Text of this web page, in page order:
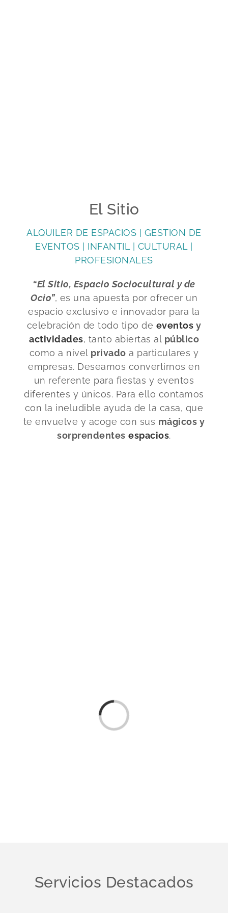
El Sitio
ALQUILER DE ESPACIOS
GESTION DE
EVENTOS
INFANTIL CULTURAL
PROFESIONALES
“El Sitio, Espacio Sociocultural y de
Ocio”, es una apuesta por ofrecer un
espacio exclusivo e innovador para la
celebración de todo tipo de eventos y
actividades, tanto abiertas al público
como a nivel privado a particulares y
empresas. Deseamos convertirnos en
un referente para fiestas y eventos
diferentes y únicos. Para ello contamos
con la ineludible ayuda de la casa, que
te envuelve y acoge con sus mágicos y
sorprendentes espacios.
Cargando...
Servicios Destacados